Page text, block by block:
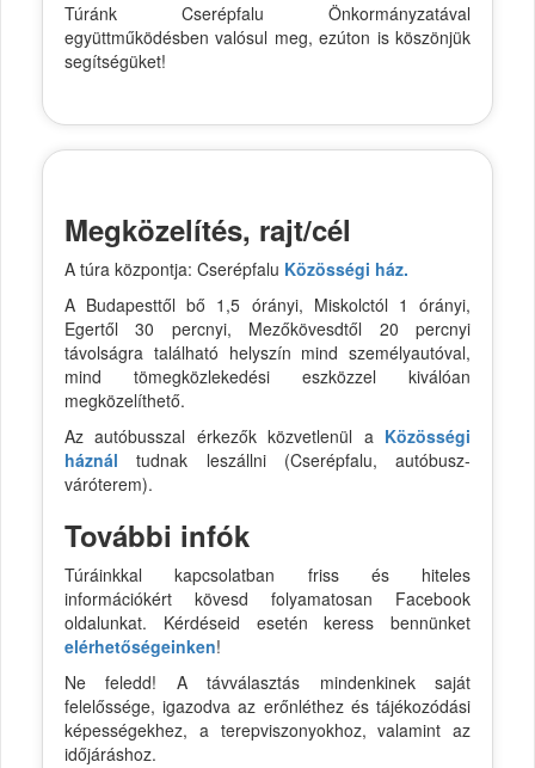
Túránk Cserépfalu Önkormányzatával
együttműködésben valósul meg, ezúton is köszönjük
segítségüket!
Megközelítés, rajt/cél
A túra központja: Cserépfalu Közösségi ház.
A Budapesttől bő 1,5 órányi, Miskolctól 1 órányi,
Egertől 30 percnyi, Mezőkövesdtől 20 percnyi
távolságra található helyszín mind személyautóval,
mind tömegközlekedési eszközzel kiválóan
megközelíthető.
Az autóbusszal érkezők közvetlenül a Közösségi
háznál tudnak leszállni (Cserépfalu, autóbusz-
váróterem).
További infók
Túráinkkal kapcsolatban friss és hiteles
információkért kövesd folyamatosan Facebook
oldalunkat. Kérdéseid esetén keress bennünket
elérhetőségeinken!
Ne feledd! A távválasztás mindenkinek saját
felelőssége, igazodva az erőnléthez és tájékozódási
képességekhez, a terepviszonyokhoz, valamint az
időjáráshoz.